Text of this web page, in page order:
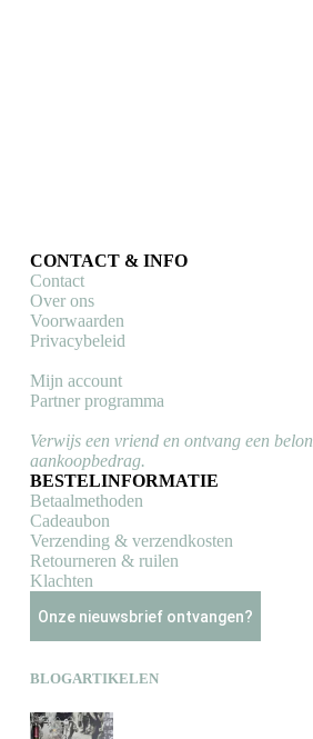
CONTACT & INFO
Contact
Over ons
Voorwaarden
Privacybeleid
Mijn account
Partner programma
Verwijs een vriend en ontvang een
aankoopbedrag.
BESTELINFORMATIE
Betaalmethoden
Cadeaubon
Verzending & verzendkosten
Retourneren & ruilen
Klachten
Onze nieuwsbrief ontvangen?
BLOGARTIKELEN